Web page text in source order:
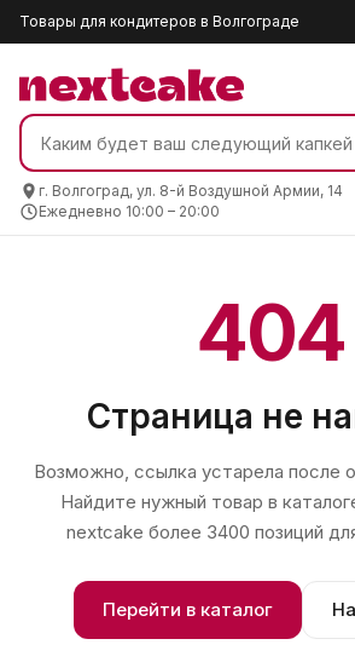
Товары для кондитеров в Волгограде
г. Волгоград, ул. 8-й Воздушной Армии, 14
Ежедневно 10:00 – 20:00
404
Страница не
Возможно, ссылка устарела после
Найдите нужный товар в
nextcake более 3400 позиций
Перейти в каталог